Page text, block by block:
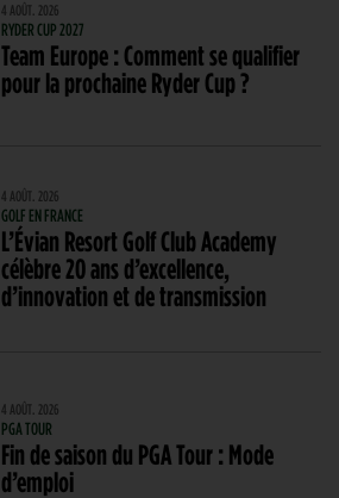
4 AOÛT. 2026
RYDER CUP 2027
Team Europe : Comment se qualifier
pour la prochaine Ryder Cup ?
4 AOÛT. 2026
GOLF EN FRANCE
L’Évian Resort Golf Club Academy
célèbre 20 ans d’excellence,
d’innovation et de transmission
4 AOÛT. 2026
PGA TOUR
Fin de saison du PGA Tour : Mode
d’emploi